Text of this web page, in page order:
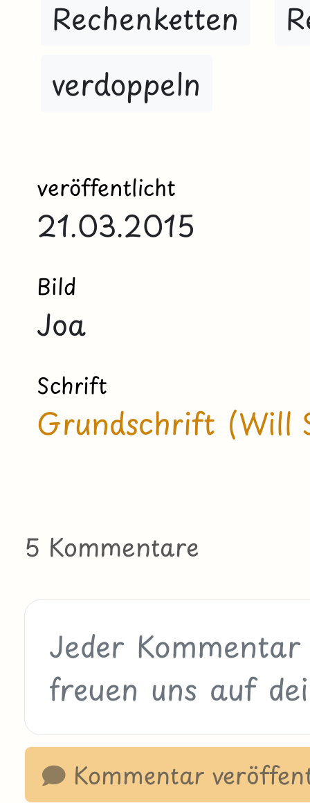
Rechenketten
verdoppeln
veröffentlicht
21.03.2015
Bild
Joa
Schrift
Grundschrift (Will
5 Kommentare
Kommentar